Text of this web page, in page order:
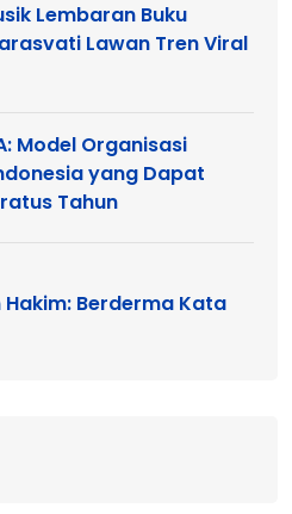
Lembaran Buku
Lawan Tren Viral
Model Organisasi
yang Dapat
Tahun
Hakim: Berderma Kata